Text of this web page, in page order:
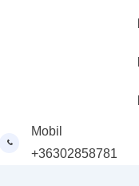
Mobil
+36302858781